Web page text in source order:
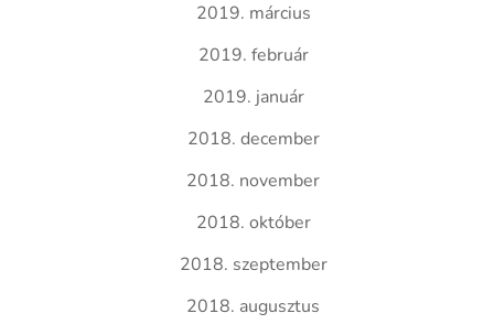
2019. március
2019. február
2019. január
2018. december
2018. november
2018. október
2018. szeptember
2018. augusztus